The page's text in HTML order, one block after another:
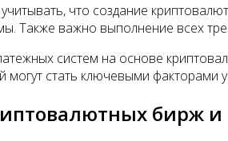
что создание
Также важно выполнение всех
систем на основе
могут стать ключевыми факторами
бирж